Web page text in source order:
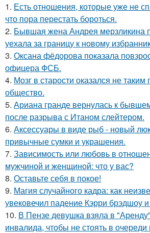
1. Есть отношения, которые уже не
что пора перестать бороться.
2. Бывшая жена Андрея мерзликина
уехала за границу к новому
3. Оксана фёдорова показала
офицера ФСБ.
4. Мозг в старости оказался не таким
общество.
5. Ариана гранде вернулась к
после разрыва с Итаном слейтером.
6. Аксессуары в виде рыб - новый
привычные сумки и украшения.
7. Зависимость или любовь в
мужчиной и женщиной: что у вас?
8. Оставьте себя в покое!
9. Магия случайного кадра: как
увековечил падение Кэрри брэдшоу
10. В Пензе девушка взяла в
инвалида, чтобы не стоять в